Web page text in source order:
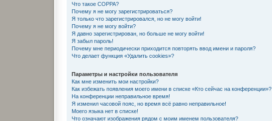
Что такое COPPA?
Почему я не могу зарегистрироваться?
Я только что зарегистрировался, но не могу войти!
Почему я не могу войти?
Я давно зарегистрирован, но больше не могу войти!
Я забыл пароль!
Почему мне периодически приходится повторять ввод имени и пароля?
Что делает функция «Удалить cookies»?
Параметры и настройки пользователя
Как мне изменить мои настройки?
Как избежать появления моего имени в списке «Кто сейчас на конференции»?
На конференции неправильное время!
Я изменил часовой пояс, но время всё равно неправильное!
Моего языка нет в списке!
Что означают изображения рядом с моим именем пользователя?